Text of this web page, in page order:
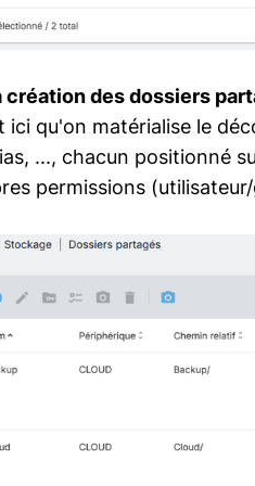
création des dossiers
ici qu'on matérialise le
..., chacun positionné
permissions